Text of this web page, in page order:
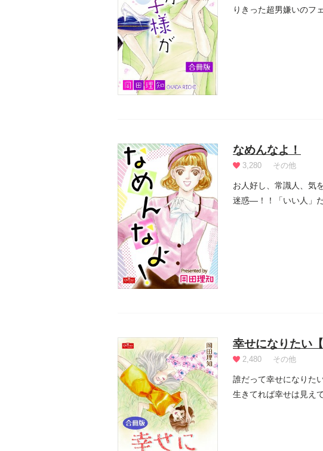
りきった超男嫌いのフ
なめんなよ！
3,280 その他
お人好し、常識人、気
迷惑―！！「いい人」だってキレるんです！ そんな「いい
幸せになりたい【
2,480 その他
誰だって幸せになりた
生きてれば幸せは見え